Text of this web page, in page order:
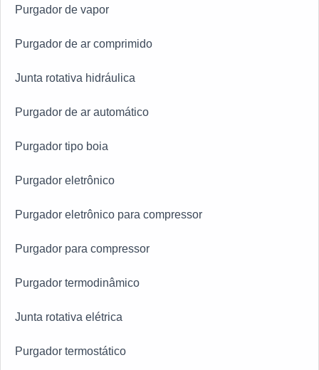
Purgador de vapor
Purgador de ar comprimido
Junta rotativa hidráulica
Purgador de ar automático
Purgador tipo boia
Purgador eletrônico
Purgador eletrônico para compressor
Purgador para compressor
Purgador termodinâmico
Junta rotativa elétrica
Purgador termostático